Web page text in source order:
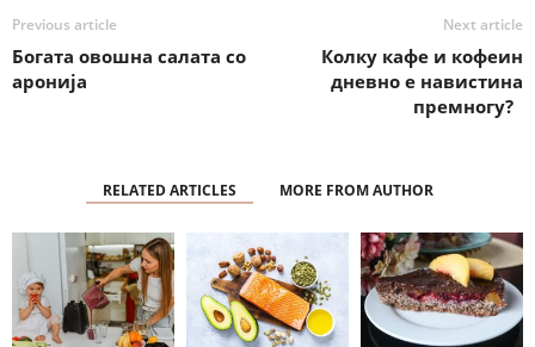
Previous article
Богата овошна салата со
аронија
Next article
Колку кафе и кофеин
дневно е навистина
премногу?
RELATED ARTICLES MORE FROM AUTHOR